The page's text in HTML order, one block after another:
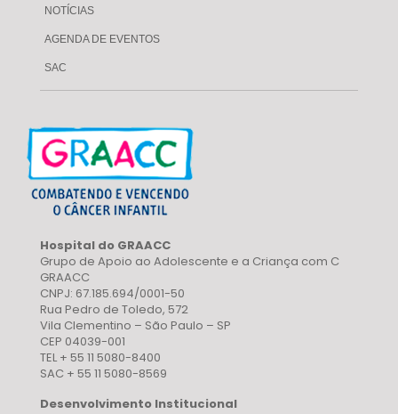
NOTÍCIAS
AGENDA DE EVENTOS
SAC
Hospital do GRAACC
Grupo de Apoio ao Adolescente e a Criança com C
GRAACC
CNPJ: 67.185.694/0001-50
Rua Pedro de Toledo, 572
Vila Clementino – São Paulo – SP
CEP 04039-001
TEL + 55 11 5080-8400
SAC + 55 11 5080-8569
Desenvolvimento Institucional